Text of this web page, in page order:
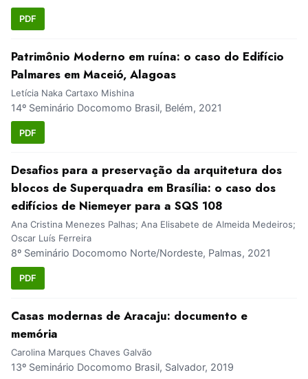
PDF
Patrimônio Moderno em ruína: o caso do Edifício
Palmares em Maceió, Alagoas
Letícia Naka Cartaxo Mishina
14º Seminário Docomomo Brasil, Belém, 2021
PDF
Desafios para a preservação da arquitetura dos
blocos de Superquadra em Brasília: o caso dos
edifícios de Niemeyer para a SQS 108
Ana Cristina Menezes Palhas; Ana Elisabete de Almeida Medeiros;
Oscar Luís Ferreira
8º Seminário Docomomo Norte/Nordeste, Palmas, 2021
PDF
Casas modernas de Aracaju: documento e
memória
Carolina Marques Chaves Galvão
13º Seminário Docomomo Brasil, Salvador, 2019